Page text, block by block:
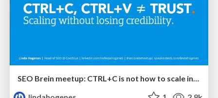
SEO Brein meetup: CTRL+C is not how to scale international SEO